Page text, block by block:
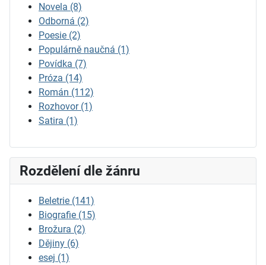
Novela (8)
Odborná (2)
Poesie (2)
Populárně naučná (1)
Povídka (7)
Próza (14)
Román (112)
Rozhovor (1)
Satira (1)
Rozdělení dle žánru
Beletrie (141)
Biografie (15)
Brožura (2)
Dějiny (6)
esej (1)